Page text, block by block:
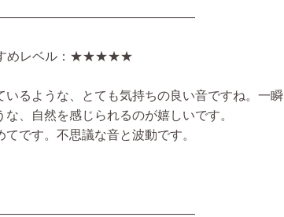
めレベル：★★★★★
るような、とても気持ちの良い音ですね。一瞬
、自然を感じられるのが嬉しいです。
です。不思議な音と波動です。